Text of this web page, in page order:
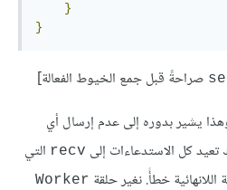
}
}
صراحةً قبل جمع الخيوط الفعالة]
وهذا يشير بدوره إلى عدم إرسال أي
كل الاستدعاءات إلى recv التي
خطأً. نغير حلقة Worker